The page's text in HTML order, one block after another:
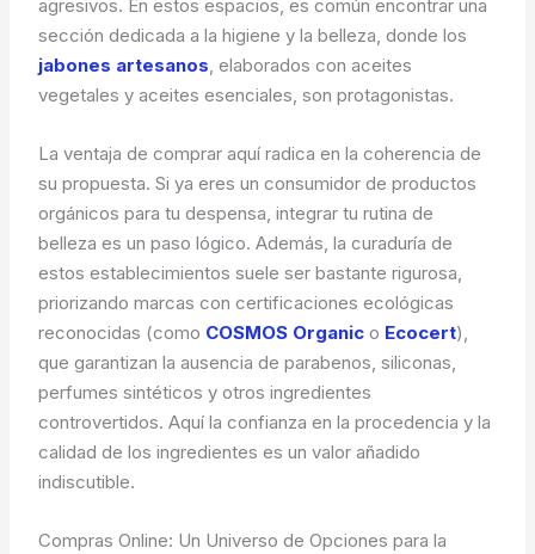
agresivos. En estos espacios, es común encontrar una
sección dedicada a la higiene y la belleza, donde los
jabones artesanos, elaborados con aceites
vegetales y aceites esenciales, son protagonistas.
La ventaja de comprar aquí radica en la coherencia de
su propuesta. Si ya eres un consumidor de productos
orgánicos para tu despensa, integrar tu rutina de
belleza es un paso lógico. Además, la curaduría de
estos establecimientos suele ser bastante rigurosa,
priorizando marcas con certificaciones ecológicas
reconocidas (como COSMOS Organic o Ecocert),
que garantizan la ausencia de parabenos, siliconas,
perfumes sintéticos y otros ingredientes
controvertidos. Aquí la confianza en la procedencia y la
calidad de los ingredientes es un valor añadido
indiscutible.
Compras Online: Un Universo de Opciones para la